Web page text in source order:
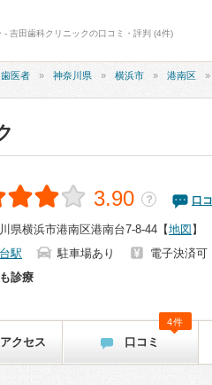
- 吉田歯科クリニックの口コミ・評判 (4件)
医者 神奈川県 横浜市 港南区
3.90 ？ 口
県横浜市港南区港南台7-8-44 【地図 】
駅
駐車場あり 電子決済可
診療
クセス 口コミ
4件